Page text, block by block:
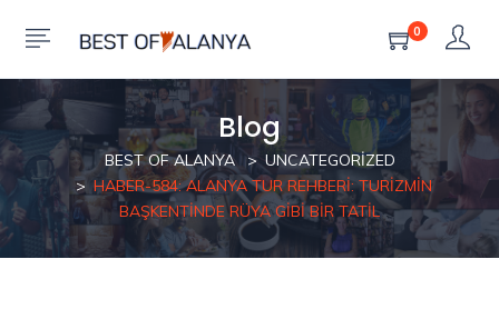
0
Blog
BEST OF ALANYA
UNCATEGORIZED
HABER-584: ALANYA TUR REHBERI: TURIZMIN
BAŞKENTINDE RÜYA GIBI BIR TATIL